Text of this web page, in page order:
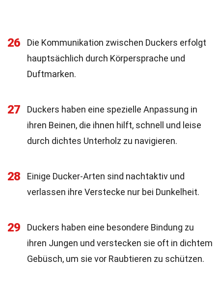
26
Die Kommunikation zwischen Duckers erfolgt
hauptsächlich durch Körpersprache und
Duftmarken.
27
Duckers haben eine spezielle Anpassung in
ihren Beinen, die ihnen hilft, schnell und leise
durch dichtes Unterholz zu navigieren.
28
Einige Ducker-Arten sind nachtaktiv und
verlassen ihre Verstecke nur bei Dunkelheit.
29
Duckers haben eine besondere Bindung zu
ihren Jungen und verstecken sie oft in dichtem
Gebüsch, um sie vor Raubtieren zu schützen.